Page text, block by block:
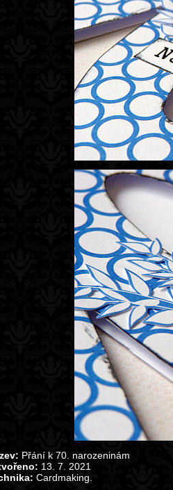
Přání k 70. narozeninám
13. 7. 2021
Cardmaking.